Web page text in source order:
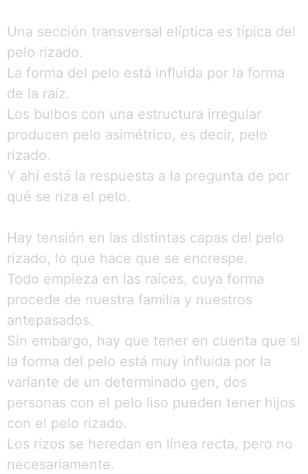
Una sección transversal elíptica es típica del
pelo rizado.
La forma del pelo está influida por la forma
de la raíz.
Los bulbos con una estructura irregular
producen pelo asimétrico, es decir, pelo
rizado.
Y ahí está la respuesta a la pregunta de por
qué se riza el pelo.
Hay tensión en las distintas capas del pelo
rizado, lo que hace que se encrespe.
Todo empieza en las raíces, cuya forma
procede de nuestra familia y nuestros
antepasados.
Sin embargo, hay que tener en cuenta que si
la forma del pelo está muy influida por la
variante de un determinado gen, dos
personas con el pelo liso pueden tener hijos
con el pelo rizado.
Los rizos se heredan en línea recta, pero no
necesariamente.